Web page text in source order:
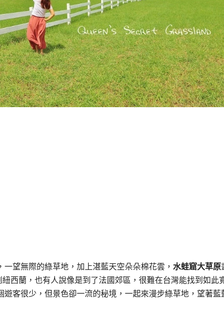
一望無際的綠草地，加上湛藍天空朵朵棉花雲， 水蛙窟大草原
西蘭，也有人說像是到了法國郊區，很難在台灣能找到如此
遊客很少，但景色卻一流的秘境，一起來漫步綠草地，望著藍